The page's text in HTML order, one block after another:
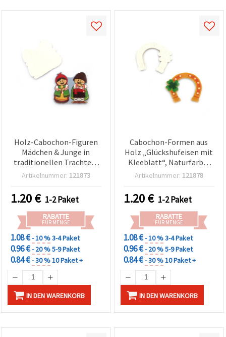
Holz-Cabochon-Figuren
Mädchen & Junge in
traditionellen Trachten,
36 x 34 x 1,5 mm – 10
Artikelnummer: 121873
1.20€ 1-2 Paket
RABATTE
FÜR MENGE
1.08 €- 10 %3-4 Paket
0.96 €- 20 %5-9 Paket
0.84 €- 30 %10 Paket +
IN DEN WARENKORB
Cabochon-Formen aus
Holz „Glückshufeisen mit
Kleeblatt“, Naturfarbe,
26 x 32 x 2 mm, 10er-Set –
Artikelnummer: 121878
1.20€ 1-2 Paket
RABATTE
FÜR MENGE
1.08 €- 10 %3-4 Paket
0.96 €- 20 %5-9 Paket
0.84 €- 30 %10 Paket +
IN DEN WARENKORB